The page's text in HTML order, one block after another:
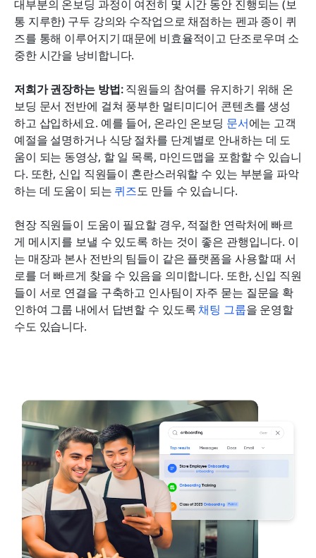
대부분의 온보딩 과정이 여전히 몇 시간 동안 진행되는 (보
통 지루한) 구두 강의와 수작업으로 채점하는 펜과 종이 퀴
즈를 통해 이루어지기 때문에 비효율적이고 단조로우며 소
중한 시간을 낭비합니다.
저희가 권장하는 방법: 직원들의 참여를 유지하기 위해 온
보딩 문서 전반에 걸쳐 풍부한 멀티미디어 콘텐츠를 생성
하고 삽입하세요. 예를 들어, 온라인 온보딩 문서에는 고객
예절을 설명하거나 식당 절차를 단계별로 안내하는 데 도
움이 되는 동영상, 할 일 목록, 마인드맵을 포함할 수 있습니
다. 또한, 신입 직원들이 혼란스러워할 수 있는 부분을 파악
하는 데 도움이 되는 퀴즈도 만들 수 있습니다.
현장 직원들이 도움이 필요할 경우, 적절한 연락처에 빠르
게 메시지를 보낼 수 있도록 하는 것이 좋은 관행입니다. 이
는 매장과 본사 전반의 팀들이 같은 플랫폼을 사용할 때 서
로를 더 빠르게 찾을 수 있음을 의미합니다. 또한, 신입 직원
들이 서로 연결을 구축하고 인사팀이 자주 묻는 질문을 확
인하여 그룹 내에서 답변할 수 있도록 채팅 그룹을 운영할
수도 있습니다.